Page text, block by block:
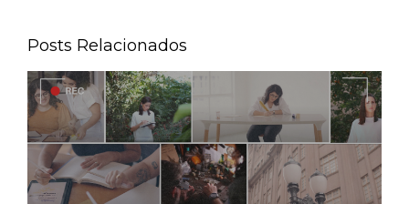
Posts Relacionados